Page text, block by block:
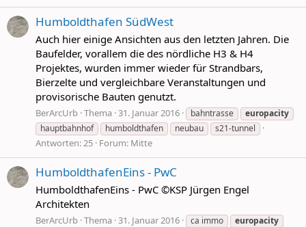
Humboldthafen SüdWest
Auch hier einige Ansichten aus den letzten Jahren. Die
Baufelder, vorallem die des nördliche H3 & H4
Projektes, wurden immer wieder für Strandbars,
Bierzelte und vergleichbare Veranstaltungen und
provisorische Bauten genutzt.
BerArcUrb Thema 31. Januar 2016 bahntrasse
europacity
hauptbahnhof
humboldthafen neubau s21-tunnel
Antworten: 25 Forum: Mitte
HumboldthafenEins - PwC
HumboldthafenEins - PwC ©KSP Jürgen Engel
Architekten
BerArcUrb Thema 31. Januar 2016 ca immo
europacity